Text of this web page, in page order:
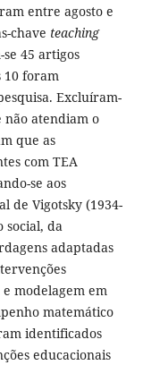
entre agosto e
chave teaching
45 artigos
10 foram
Excluíram-
não atendiam o
que as
com TEA
se aos
de Vigotsky (1934-
social, da
adaptadas
modelagem em
matemático
identificados
educacionais